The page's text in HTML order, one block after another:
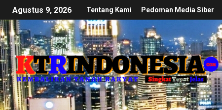
Agustus 9, 2026 Tentang Kami Pedoman Media Siber